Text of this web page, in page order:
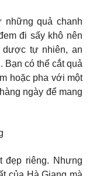
quả chanh
đi sấy khô nên
tự nhiên, an
Bạn có thể cắt quả
hoặc pha với một
ngày để mang
đẹp riêng. Nhưng